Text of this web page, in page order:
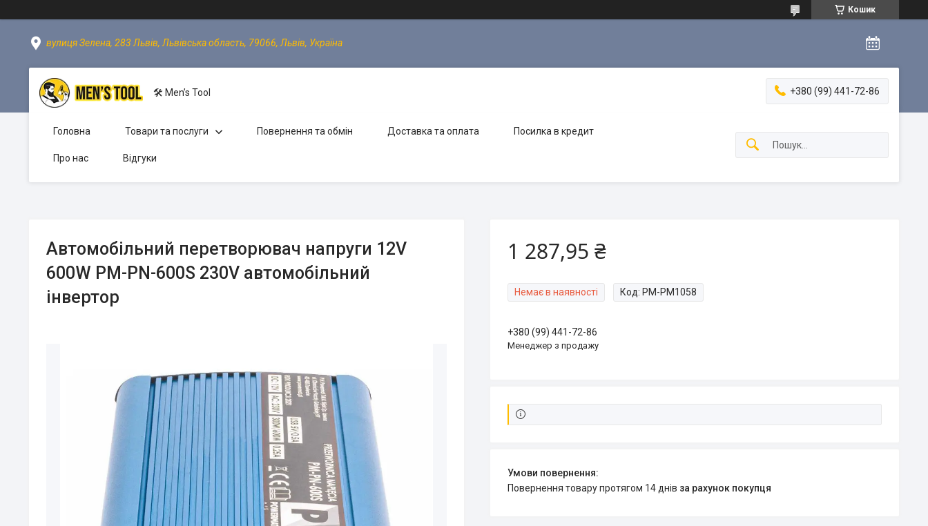
Кошик
вулиця Зелена, 283 Львів, Львівська область, 79066, Львів, Україна
🛠 Men’s Tool +380 (99) 441-72-86
Головна Товари та послуги Повернення та обмін Доставка та оплата Посилка в кредит
Про нас Відгуки
Автомобільний перетворювач напруги 12V
600W PM-PN-600S 230V автомобільний
інвертор
1 287,95 ₴
Немає в наявності Код: PM-PM1058
+380 (99) 441-72-86
Менеджер з продажу
повернення товару протягом 14 днів за рахунок покупця